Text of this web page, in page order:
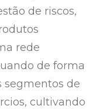
de riscos,
rede
de forma
segmentos de
cultivando